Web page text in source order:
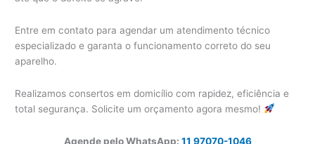
Entre em contato para agendar um atendimento técnico
especializado e garanta o funcionamento correto do seu
aparelho.
Realizamos consertos em domicílio com rapidez, eficiência e
total segurança. Solicite um orçamento agora mesmo!
Agende pelo WhatsApp: 11 97070-1046